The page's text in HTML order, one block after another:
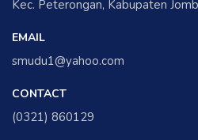
Kec. Peterongan, Kabupaten
EMAIL
smudu1@yahoo.com
CONTACT
(0321) 860129